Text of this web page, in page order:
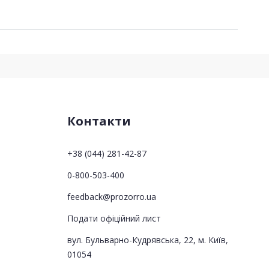
Контакти
+38 (044) 281-42-87
0-800-503-400
feedback@prozorro.ua
Подати офіційний лист
вул. Бульварно-Кудрявська, 22, м. Київ,
01054